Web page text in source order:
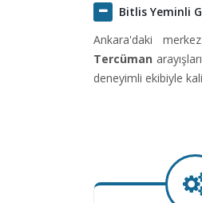
Bitlis Yeminli
Ankara'daki
Tercüman
deneyimli ekibiyle